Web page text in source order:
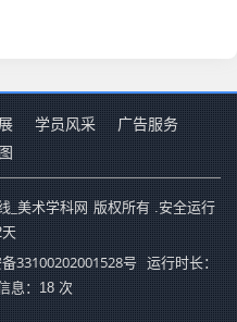
学员风采
广告服务
_美术学科网 版权所有 .安全运行
天
33100202001528号
运行时长：
息：18 次